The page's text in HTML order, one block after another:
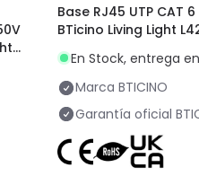
Base RJ45 UTP CAT
BTicino Living Light
En Stock, entrega
Marca BTICINO
Garantía oficial